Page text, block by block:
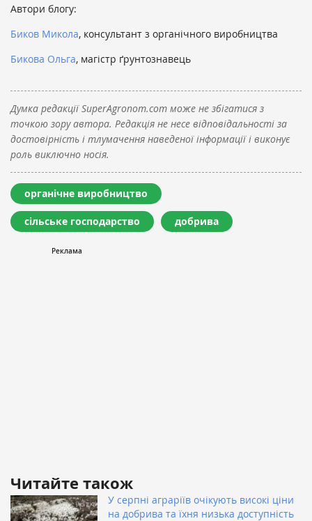
Автори блогу:
Биков Микола, консультант з органічного виробництва
Бикова Ольга, магістр ґрунтознавець
Думка редакції SuperAgronom.com може не збігатися з
точкою зору автора. Редакція не несе відповідальності за
достовірність і тлумачення наведеної інформації і виконує
роль виключно носія.
органічне виробництво
сільське господарство добрива
Читайте також
У серпні аграріїв очікують високі ціни
на добрива та їхня низька доступність